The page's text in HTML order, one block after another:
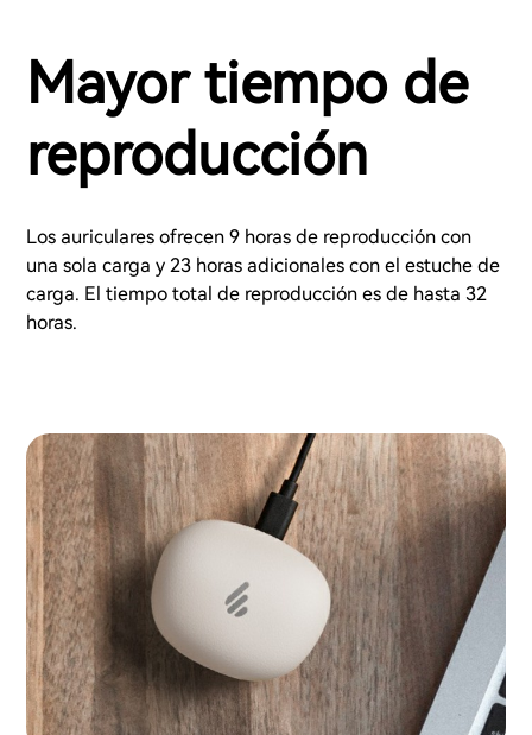
Mayor tiempo de
reproducción
Los auriculares ofrecen 9 horas de reproducción con
una sola carga y 23 horas adicionales con el estuche de
carga. El tiempo total de reproducción es de hasta 32
horas.